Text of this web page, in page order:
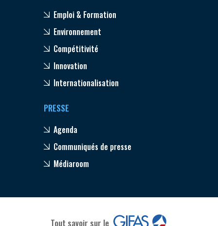
Emploi & Formation
Environnement
Compétitivité
Innovation
Internationalisation
PRESSE
Agenda
Communiqués de presse
Médiaroom
Tout savoir sur le